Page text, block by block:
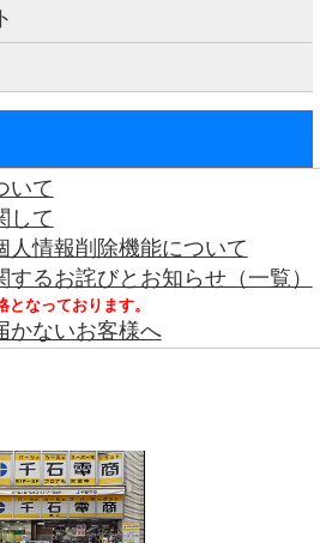
いて
して
情報削除機能について
るお詫びとお知らせ（一覧）
なっております。
ないお客様へ